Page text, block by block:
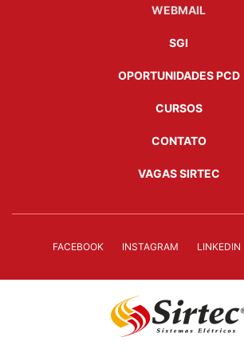
WEBMAIL
SGI
OPORTUNIDADES PCD
CURSOS
CONTATO
VAGAS SIRTEC
FACEBOOK INSTAGRAM LINKEDIN